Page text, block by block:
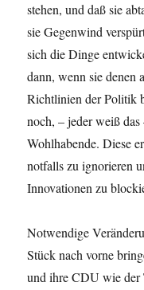
stehen, und daß sie
sie Gegenwind
sich die Dinge
dann, wenn sie denen
Richtlinien der Politik
noch, – jeder weiß
Wohlhabende. Diese
notfalls zu ignorieren
Innovationen zu
Notwendige
Stück nach vorne
und ihre CDU wie der